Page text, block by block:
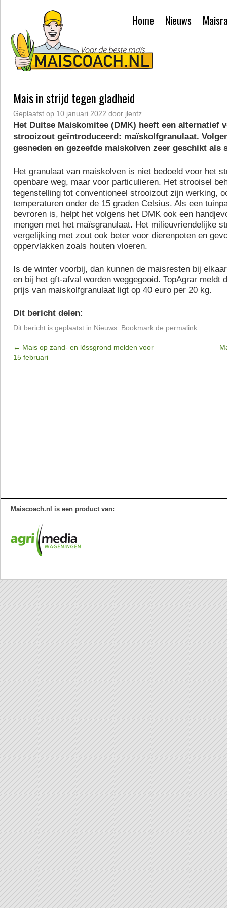
Nieuws
Home
Mais in strijd tegen gladheid
Geplaatst op 10 januari 2022 door jlentz
Het Duitse Maiskomitee (DMK) heeft een alternatief
strooizout geïntroduceerd: maïskolfgranulaat.
gesneden en gezeefde maiskolven zeer geschikt als
Het granulaat van maiskolven is niet bedoeld voor het
openbare weg, maar voor particulieren. Het strooisel
tegenstelling tot conventioneel strooizout zijn werking,
temperaturen onder de 15 graden Celsius. Als een
bevroren is, helpt het volgens het DMK ook een
mengen met het maïsgranulaat. Het milieuvriendelijke
vergelijking met zout ook beter voor dierenpoten en
oppervlakken zoals houten vloeren.
Is de winter voorbij, dan kunnen de maisresten bij
en bij het gft-afval worden weggegooid. TopAgrar meldt
prijs van maiskolfgranulaat ligt op 40 euro per 20 kg.
Dit bericht delen:
Dit bericht is geplaatst in Nieuws . Bookmark de permalink
← Mais op zand- en lössgrond melden voor
15 februari
Maiscoach.nl is een product van: